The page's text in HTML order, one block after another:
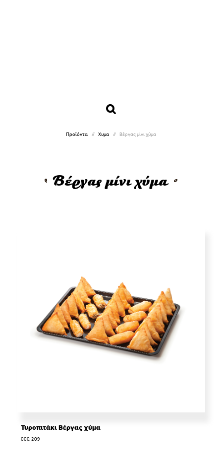
Προϊόντα Χυμα Βέργας μίνι χύμα
Βέργας μίνι χύμα
Τυροπιτάκι Βέργας χύμα
000.209